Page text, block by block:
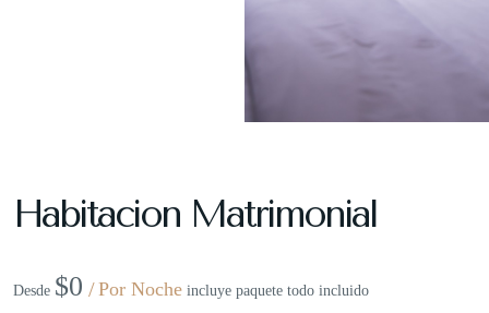
Habitacion Matrimonial
Desde $0 Por Noche incluye paquete todo incluido